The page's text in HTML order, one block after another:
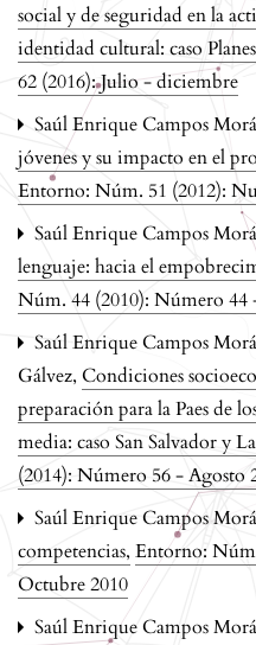
social y de seguridad en la
identidad cultural: caso
62 (2016): Julio - diciembre
Saúl Enrique Campos
jóvenes y su impacto en el
Entorno: Núm. 51 (2012):
Saúl Enrique Campos
lenguaje: hacia el
Núm. 44 (2010): Número 44
Saúl Enrique Campos
Gálvez, Condiciones
preparación para la Paes de
media: caso San Salvador y
(2014): Número 56 - Agosto
Saúl Enrique Campos
competencias, Entorno:
Octubre 2010
Saúl Enrique Campos